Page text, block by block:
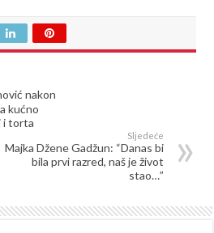
nakon
kućno
i torta
Sljedeće
Majka Džene Gadžun: “Danas bi
bila prvi razred, naš je život
stao…”